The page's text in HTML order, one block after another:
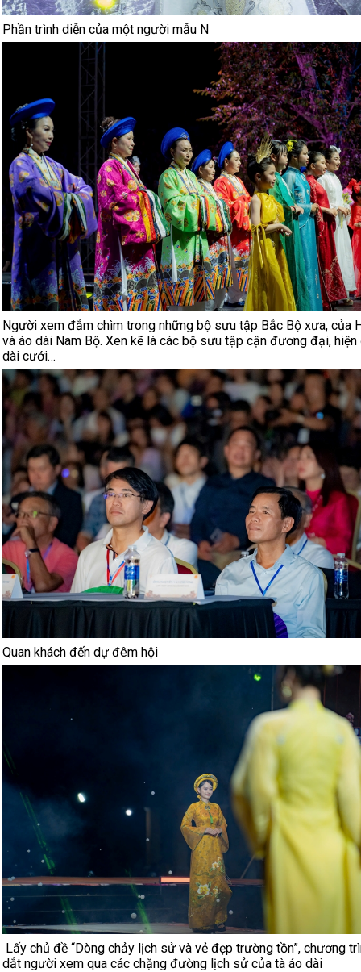
Phần trình diễn của một người mẫu N
Người xem đắm chìm trong những bộ sưu tập Bắc Bộ xưa, của
và áo dài Nam Bộ. Xen kẽ là các bộ sưu tập cận đương đại, hiện
dài cưới…
Quan khách đến dự đêm hội
Lấy chủ đề “Dòng chảy lịch sử và vẻ đẹp trường tồn”, chương
dắt người xem qua các chặng đường lịch sử của tà áo dài